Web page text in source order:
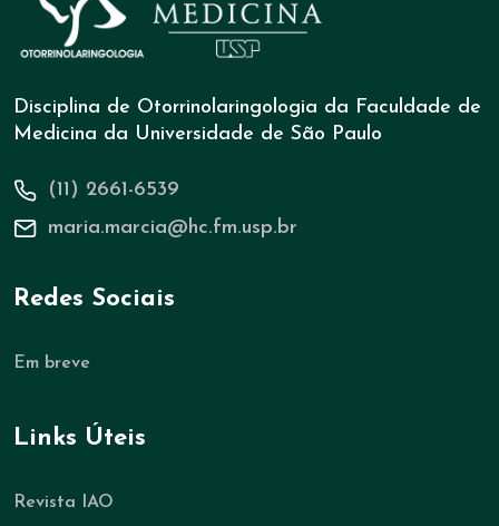
Disciplina de Otorrinolaringologia da Faculdade de
Medicina da Universidade de São Paulo
(11) 2661-6539
maria.marcia@hc.fm.usp.br
Redes Sociais
Em breve
Links Úteis
Revista IAO